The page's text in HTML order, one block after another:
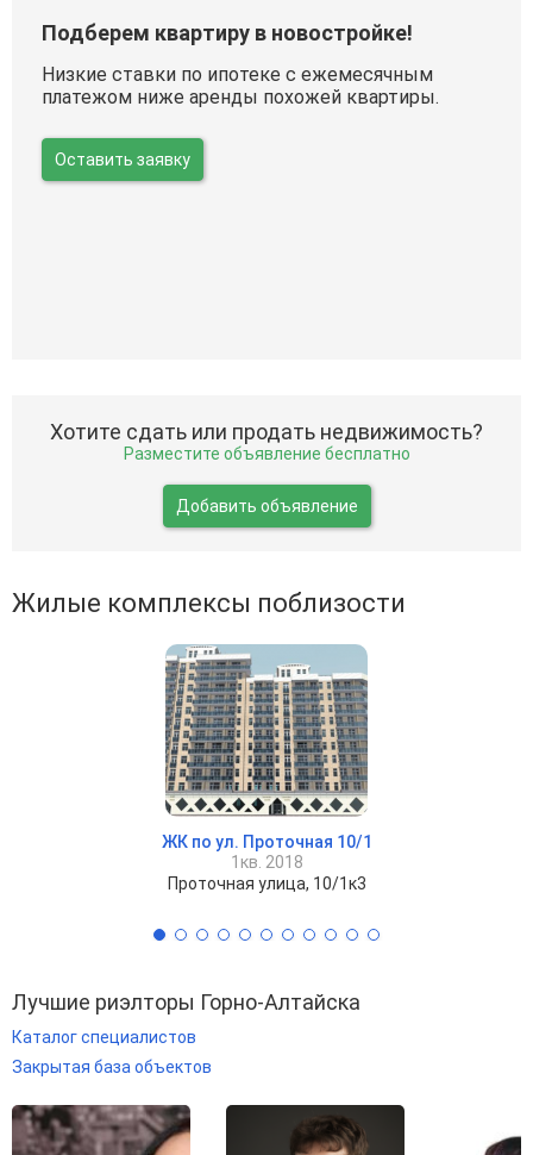
Подберем квартиру в новостройке!
Низкие ставки по ипотеке с ежемесячным
платежом ниже аренды похожей квартиры.
Оставить заявку
Хотите сдать или продать недвижимость?
Разместите объявление бесплатно
Добавить объявление
Жилые комплексы поблизости
ЖК по ул. Проточная 10/1
1кв. 2018
Проточная улица, 10/1к3
Лучшие риэлторы Горно-Алтайска
Каталог специалистов
Закрытая база объектов